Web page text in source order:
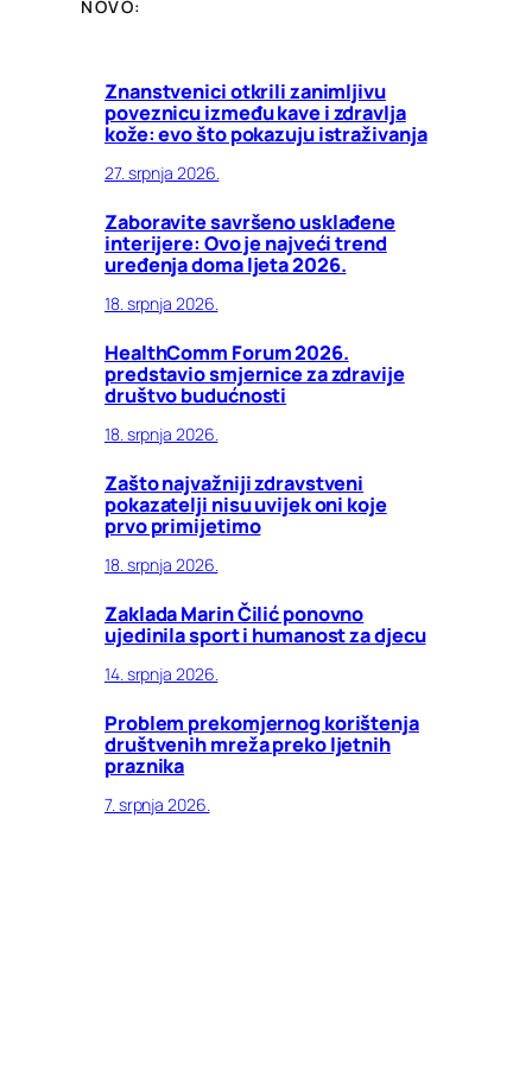
NOVO:
Znanstvenici otkrili zanimljivu
poveznicu između kave i zdravlja
kože: evo što pokazuju istraživanja
27. srpnja 2026.
Zaboravite savršeno usklađene
interijere: Ovo je najveći trend
uređenja doma ljeta 2026.
18. srpnja 2026.
HealthComm Forum 2026.
predstavio smjernice za zdravije
društvo budućnosti
18. srpnja 2026.
Zašto najvažniji zdravstveni
pokazatelji nisu uvijek oni koje
prvo primijetimo
18. srpnja 2026.
Zaklada Marin Čilić ponovno
ujedinila sport i humanost za djecu
14. srpnja 2026.
Problem prekomjernog korištenja
društvenih mreža preko ljetnih
praznika
7. srpnja 2026.